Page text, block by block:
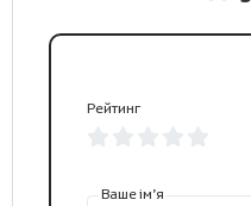
Рейтинг
Ваше ім’я